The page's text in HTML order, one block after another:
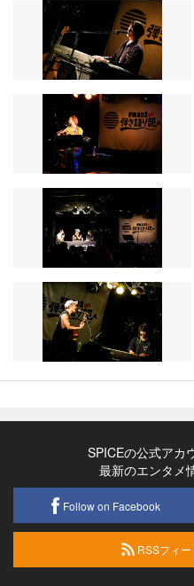
SPICEの公式アカ
最新のエンタメ
Follow on Facebook
RSSフィー